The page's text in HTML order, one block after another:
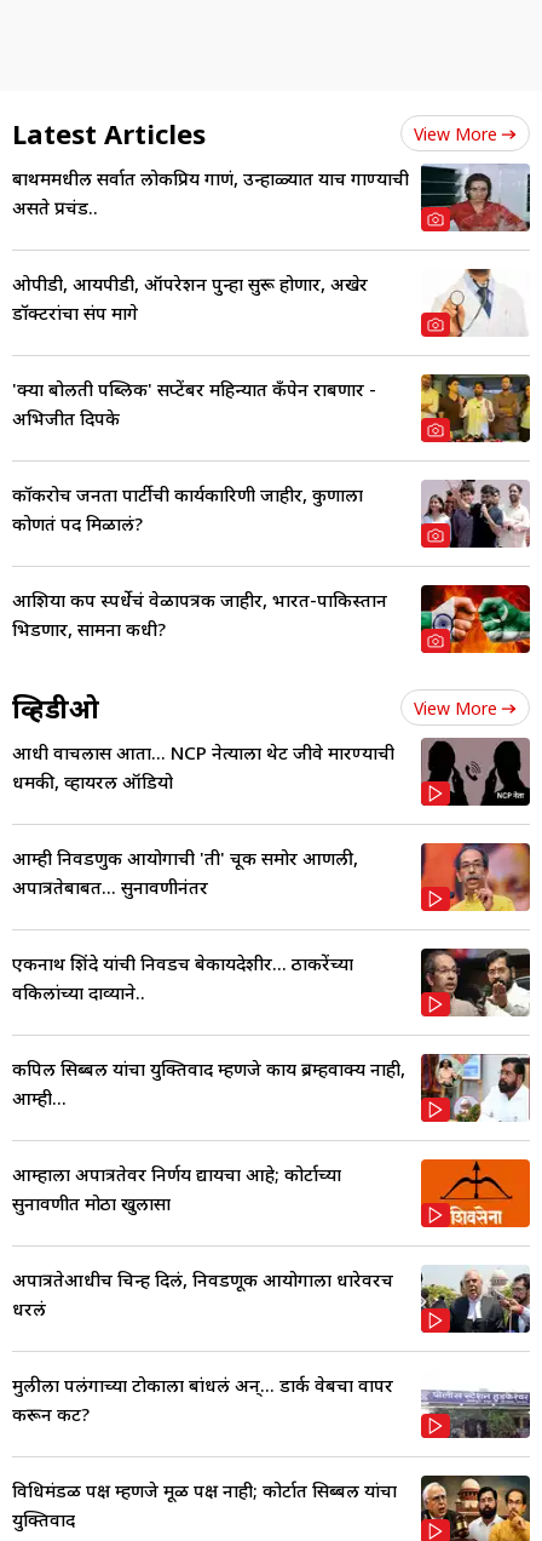
Latest Articles View More
बाथरुममधील सर्वात लोकप्रिय गाणं, उन्हाळ्यात याच गाण्याची
असते प्रचंड..
ओपीडी, आयपीडी, ऑपरेशन पुन्हा सुरू होणार, अखेर
डॉक्टरांचा संप मागे
'क्या बोलती पब्लिक' सप्टेंबर महिन्यात कँपेन राबणार -
अभिजीत दिपके
कॉकरोच जनता पार्टीची कार्यकारिणी जाहीर, कुणाला
कोणतं पद मिळालं?
आशिया कप स्पर्धेचं वेळापत्रक जाहीर, भारत-पाकिस्तान
भिडणार, सामना कधी?
व्हिडीओ View More
आधी वाचलास आता... NCP नेत्याला थेट जीवे मारण्याची
धमकी, व्हायरल ऑडियो
आम्ही निवडणुक आयोगाची 'ती' चूक समोर आणली,
अपात्रतेबाबत... सुनावणीनंतर
एकनाथ शिंदे यांची निवडच बेकायदेशीर... ठाकरेंच्या
वकिलांच्या दाव्याने..
कपिल सिब्बल यांचा युक्तिवाद म्हणजे काय ब्रम्हवाक्य नाही,
आम्ही...
आम्हाला अपात्रतेवर निर्णय द्यायचा आहे; कोर्टाच्या
सुनावणीत मोठा खुलासा
अपात्रतेआधीच चिन्ह दिलं, निवडणूक आयोगाला धारेवरच
धरलं
मुलीला पलंगाच्या टोकाला बांधलं अन्... डार्क वेबचा वापर
करून कट?
विधिमंडळ पक्ष म्हणजे मूळ पक्ष नाही; कोर्टात सिब्बल यांचा
युक्तिवाद